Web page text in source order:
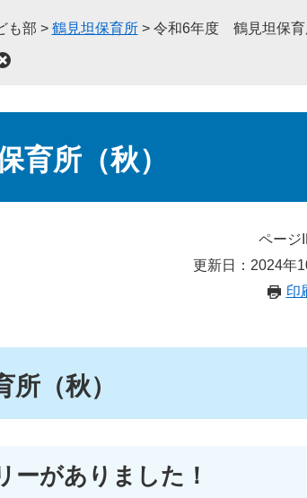
も部 > 鶴見坦保育所 > 令和6年度 鶴見坦保育
所（秋）
ページ
更新日：2024年
印
（秋）
ーがありました！